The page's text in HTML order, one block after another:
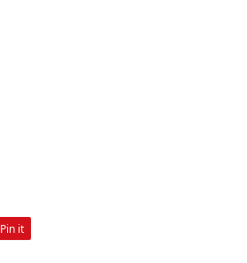
Pin it